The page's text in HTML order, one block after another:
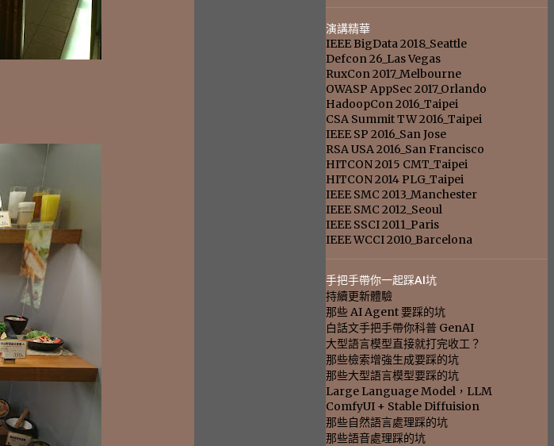
演講精華
IEEE BigData 2018_Seattle
Defcon 26_Las Vegas
RuxCon 2017_Melbourne
OWASP AppSec 2017_Orlando
HadoopCon 2016_Taipei
CSA Summit TW 2016_Taipei
IEEE SP 2016_San Jose
RSA USA 2016_San Francisco
HITCON 2015 CMT_Taipei
HITCON 2014 PLG_Taipei
IEEE SMC 2013_Manchester
IEEE SMC 2012_Seoul
IEEE SSCI 2011_Paris
IEEE WCCI 2010_Barcelona
手把手帶你一起踩AI坑
持續更新體驗
那些 AI Agent 要踩的坑
白話文手把手帶你科普 GenAI
大型語言模型直接就打完收工？
那些檢索增強生成要踩的坑
那些大型語言模型要踩的坑
Large Language Model，LLM
ComfyUI + Stable Diffuision
那些自然語言處理踩的坑
那些語音處理踩的坑